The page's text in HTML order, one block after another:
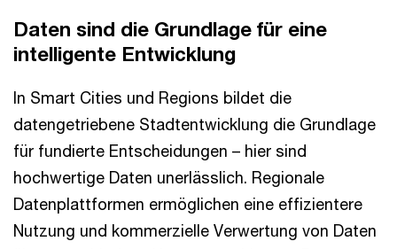
Daten sind die Grundlage für eine
intelligente Entwicklung
In Smart Cities und Regions bildet die
datengetriebene Stadtentwicklung die Grundlage
für fundierte Entscheidungen – hier sind
hochwertige Daten unerlässlich. Regionale
Datenplattformen ermöglichen eine effizientere
Nutzung und kommerzielle Verwertung von Daten